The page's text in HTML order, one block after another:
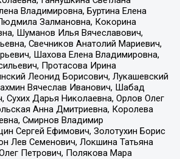
Владимировна, Буртина Елена
Залмановна, Кокорина
Шуманов Илья Вячеславович,
Свечников Анатолий Мариевич,
Шахова Елена Владимировна,
Протасова Ирина
Леонид Борисович, Лукашевский
Вячеслав Иванович, Шабад
Сухих Дарья Николаевна, Орлов Олег
Анна Дмитриевна, Королева
Смирнов Владимир
Сергей Ефимович, Золотухин Борис
Лев Семенович, Локшина Татьяна
Петрович, Полякова Мара